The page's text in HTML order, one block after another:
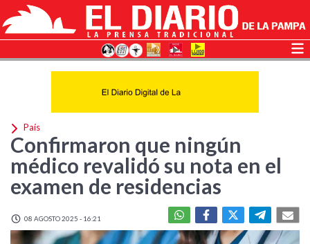
País
Confirmaron que ningún
médico revalidó su nota en el
examen de residencias
08 AGOSTO 2025 - 16:21